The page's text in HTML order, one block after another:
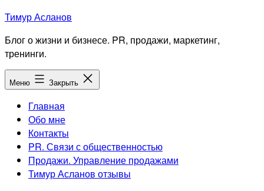
Тимур Асланов
Блог о жизни и бизнесе. PR, продажи, маркетинг,
тренинги.
Меню Закрыть
Главная
Обо мне
Контакты
PR. Связи с общественностью
Продажи. Управление продажами
Тимур Асланов отзывы